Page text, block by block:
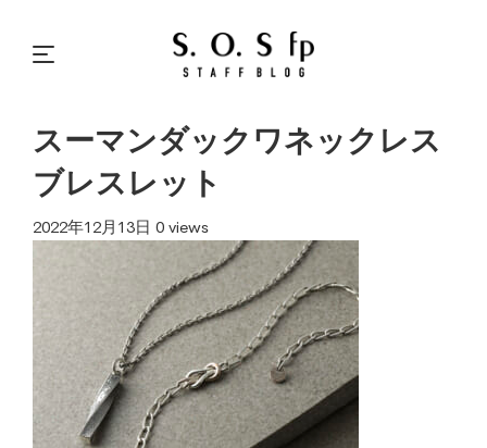
スーマンダックワネックレス
ブレスレット
2022年12月13日 0 views